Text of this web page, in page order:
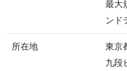
最大
ンド
所在地
東京
九段